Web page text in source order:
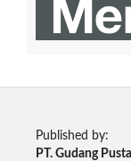
Published by:
PT. Gudang